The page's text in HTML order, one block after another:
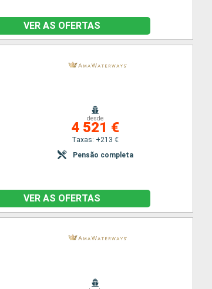
VER AS OFERTAS
desde
4 521 €
Taxas: +213 €
Pensão completa
VER AS OFERTAS